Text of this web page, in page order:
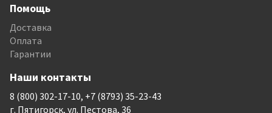
Помощь
Доставка
Оплата
Гарантии
Наши контакты
8 (800) 302-17-10, +7 (8793) 35-23-43
г. Пятигорск, ул. Пестова, 36